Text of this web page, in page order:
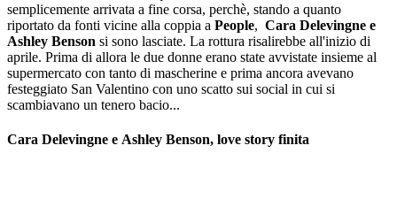
semplicemente arrivata a fine corsa, perchè, stando a quanto
riportato da fonti vicine alla coppia a People, Cara Delevingne e
Ashley Benson si sono lasciate. La rottura risalirebbe all'inizio di
aprile. Prima di allora le due donne erano state avvistate insieme al
supermercato con tanto di mascherine e prima ancora avevano
festeggiato San Valentino con uno scatto sui social in cui si
scambiavano un tenero bacio...
Cara Delevingne e Ashley Benson, love story finita